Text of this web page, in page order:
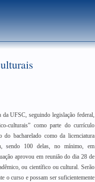
UFSC, seguindo legislação federal,
culturais” como parte do currículo
bacharelado como da licenciatura
sendo 100 delas, no mínimo, em
aprovou em reunião do dia 28 de
ou científico ou cultural. Serão
o curso e possam ser suficientemente